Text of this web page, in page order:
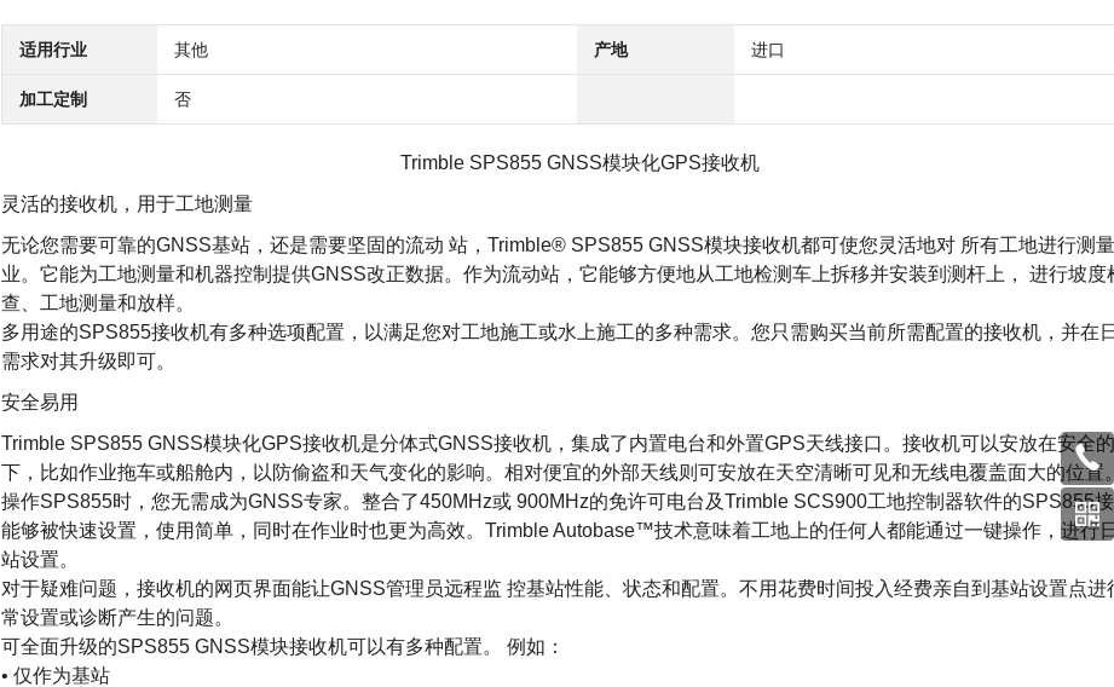
适用行业 其他 产地 进口
加工定制 否
Trimble SPS855 GNSS模块化GPS接收机
灵活的接收机，用于工地测量
无论您需要可靠的GNSS基站，还是需要坚固的流动 站，Trimble® SPS855 GNSS模块接收机都可使您灵活地对 所有工地进行测
业。它能为工地测量和机器控制提供GNSS改正数据。作为流动站，它能够方便地从工地检测车上拆移并安装到测杆上， 进行坡度
查、工地测量和放样。
多用途的SPS855接收机有多种选项配置，以满足您对工地施工或水上施工的多种需求。您只需购买当前所需配置的接收机，并在
需求对其升级即可。
安全易用
Trimble SPS855 GNSS模块化GPS接收机是分体式GNSS接收机，集成了内置电台和外置GPS天线接口。接收机可以安放在安全
下，比如作业拖车或船舱内，以防偷盗和天气变化的影响。相对便宜的外部天线则可安放在天空清晰可见和无线电覆盖面大的位置
操作SPS855时，您无需成为GNSS专家。整合了450MHz或 900MHz的免许可电台及Trimble SCS900工地控制器软件的SPS855
能够被快速设置，使用简单，同时在作业时也更为高效。Trimble Autobase™技术意味着工地上的任何人都能通过一键操作，进行
站设置。
对于疑难问题，接收机的网页界面能让GNSS管理员远程监 控基站性能、状态和配置。不用花费时间投入经费亲自到基站设置点进
常设置或诊断产生的问题。
可全面升级的SPS855 GNSS模块接收机可以有多种配置。 例如：
• 仅作为基站